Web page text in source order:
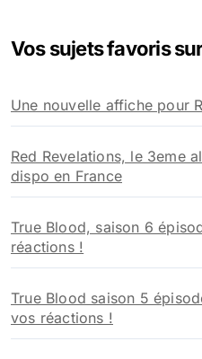
r
e
r
:
Vos sujets favoris
Une nouvelle affiche pour
Red Revelations, le 3eme
dispo en France
True Blood, saison 6
réactions !
True Blood saison 5
vos réactions !